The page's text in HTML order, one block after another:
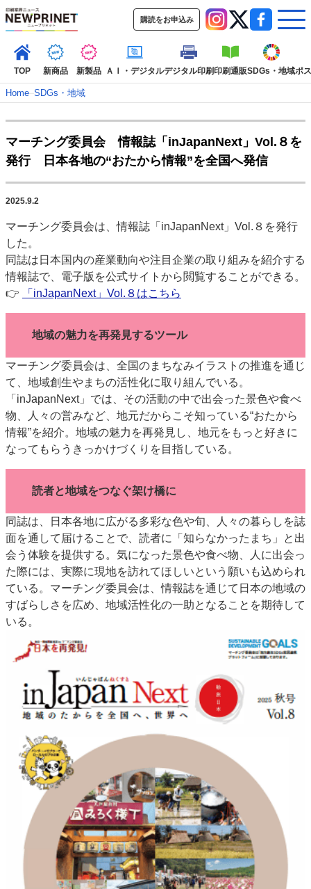
購読をお申込み
TOP 新商品 新製品 ＡＩ・デジタルデジタル印刷印刷通販SDGs・地域ポ
TOP
新着記事 特集記事
動画コンテンツ
インタビュー
コレクション
SDGs・地域
市場・統計
人事・移転・異動・訃報
特集記事カテゴリー一覧
特集・デジタル印刷 アイデアで勝負！ ～多様なビジネス・多彩な商材～
特集・デジタル印刷 ～ 新成長軌道を描く
案内
発刊案内
JFPI印刷用語集 印刷機材年鑑
運営
Home–SDGs・地域
マーチング委員会 情報誌「inJapanNext」Vol.８を
発行 日本各地の“おたから情報”を全国へ発信
2025.9.2
マーチング委員会は、情報誌「inJapanNext」Vol.８を発行
した。
同誌は日本国内の産業動向や注目企業の取り組みを紹介する
情報誌で、電子版を公式サイトから閲覧することができる。
👉
「inJapanNext」Vol.８はこちら
地域の魅力を再発見するツール
マーチング委員会は、全国のまちなみイラストの推進を通じ
て、地域創生やまちの活性化に取り組んでいる。
「inJapanNext」では、その活動の中で出会った景色や食べ
物、人々の営みなど、地元だからこそ知っている“おたから
情報”を紹介。地域の魅力を再発見し、地元をもっと好きに
なってもらうきっかけづくりを目指している。
読者と地域をつなぐ架け橋に
同誌は、日本各地に広がる多彩な色や旬、人々の暮らしを誌
面を通して届けることで、読者に「知らなかったまち」と出
会う体験を提供する。気になった景色や食べ物、人に出会っ
た際には、実際に現地を訪れてほしいという願いも込められ
ている。マーチング委員会は、情報誌を通じて日本の地域の
すばらしさを広め、地域活性化の一助となることを期待して
いる。